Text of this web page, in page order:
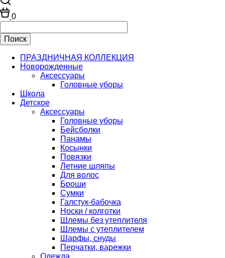
0
ПРАЗДНИЧНАЯ КОЛЛЕКЦИЯ
Новорожденные
Аксессуары
Головные уборы
Школа
Детское
Аксессуары
Головные уборы
Бейсболки
Панамы
Косынки
Повязки
Летние шляпы
Для волос
Броши
Сумки
Галстук-бабочка
Носки / колготки
Шлемы без утеплителя
Шлемы с утеплителем
Шарфы, снуды
Перчатки, варежки
Одежда